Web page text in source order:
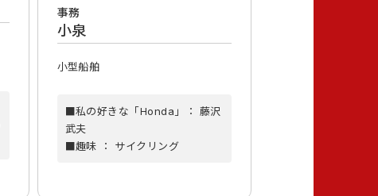
事務
小泉
小型船舶
■私の好きな「Honda」： 藤沢
武夫
■趣味 ： サイクリング